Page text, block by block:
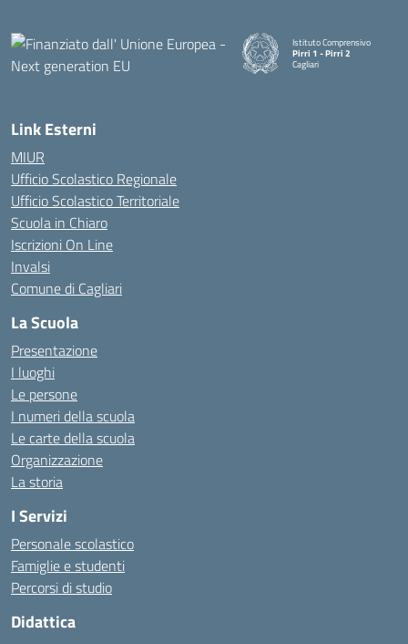
Istituto Comprensivo
Pirri 1 - Pirri 2
Cagliari
— Visita la pagina iniziale
Link Esterni
MIUR
Ufficio Scolastico Regionale
Ufficio Scolastico Territoriale
Scuola in Chiaro
Iscrizioni On Line
Invalsi
Comune di Cagliari
La Scuola
Presentazione
I luoghi
Le persone
I numeri della scuola
Le carte della scuola
Organizzazione
La storia
I Servizi
Personale scolastico
Famiglie e studenti
Percorsi di studio
Didattica